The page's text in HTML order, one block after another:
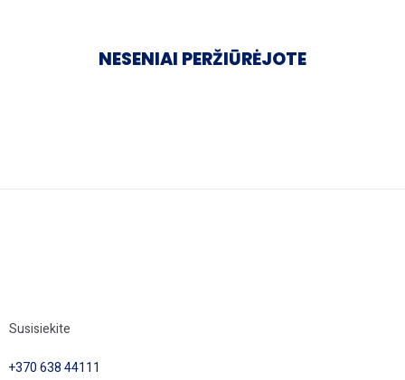
NESENIAI PERŽIŪRĖJOTE
Susisiekite
+370 638 44111